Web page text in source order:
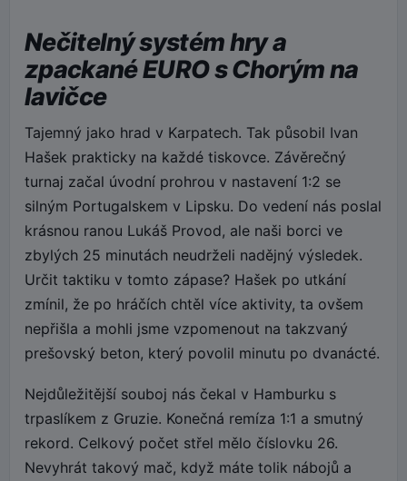
Nečitelný systém hry a
zpackané EURO s Chorým na
lavičce
Tajemný jako hrad v Karpatech. Tak působil Ivan
Hašek prakticky na každé tiskovce. Závěrečný
turnaj začal úvodní prohrou v nastavení 1:2 se
silným Portugalskem v Lipsku. Do vedení nás poslal
krásnou ranou Lukáš Provod, ale naši borci ve
zbylých 25 minutách neudrželi nadějný výsledek.
Určit taktiku v tomto zápase? Hašek po utkání
zmínil, že po hráčích chtěl více aktivity, ta ovšem
nepřišla a mohli jsme vzpomenout na takzvaný
prešovský beton, který povolil minutu po dvanácté.
Nejdůležitější souboj nás čekal v Hamburku s
trpaslíkem z Gruzie. Konečná remíza 1:1 a smutný
rekord. Celkový počet střel mělo číslovku 26.
Nevyhrát takový mač, když máte tolik nábojů a